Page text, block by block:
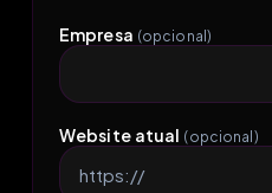
Empresa (opcional)
Website atual (opcional)